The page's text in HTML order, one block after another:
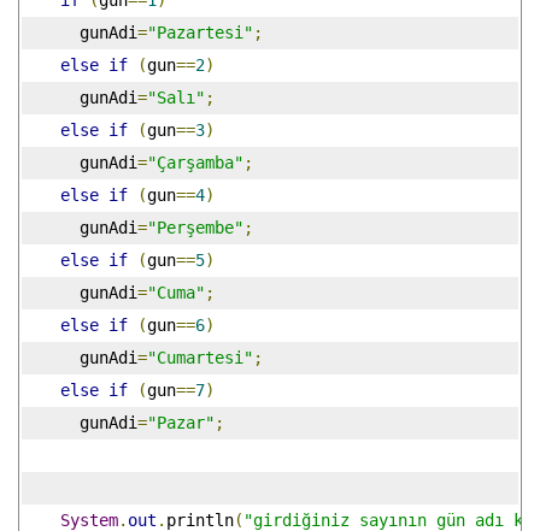
      gunAdi
="Pazartesi" ;
else if (gun==2)
      gunAdi
="Salı" ;
else if (gun==3)
      gunAdi
="Çarşamba" ;
else if (gun==4)
      gunAdi
="Perşembe" ;
else if (gun==5)
      gunAdi
="Cuma" ;
else if (gun==6)
      gunAdi
="Cumartesi" ;
else if (gun==7)
      gunAdi
="Pazar" ;
System. out . println( "girdiğiniz sayının gün adı